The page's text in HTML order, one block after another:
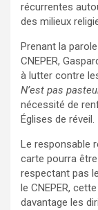
récurrentes
des milieux
Prenant la
CNEPER,
à lutter contre
N’est pas
nécessité de
Églises de réveil.
Le responsable
carte pourra
respectant pas
le CNEPER,
davantage les